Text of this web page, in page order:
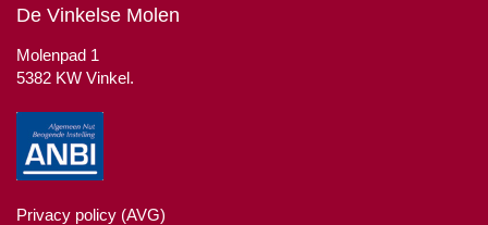
De Vinkelse Molen
Molenpad 1
5382 KW Vinkel.
Privacy policy (AVG)